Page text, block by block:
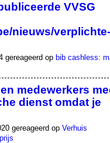
VVSG
nieuws/verplichte-
gereageerd op bib cashless:
medewerkers
dienst omdat je
gereageerd op Verhuis